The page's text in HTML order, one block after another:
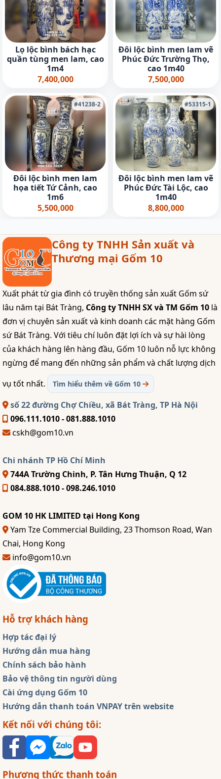
Lọ lộc bình bách hạc
quần tùng men lam, cao
1m4
7,400,000
Đôi lộc bình men lam vẽ
Phúc Đức Trường Thọ,
cao 1m40
7,500,000
#41238-2
Đôi lộc bình men lam
họa tiết Tứ Cảnh, cao
1m6
5,500,000
#53315-1
Đôi lộc bình men lam vẽ
Phúc Đức Tài Lộc, cao
1m40
8,800,000
Công ty TNHH Sản xuất và
Thương mại Gốm 10
Xuất phát từ gia đình có truyền thống sản xuất Gốm sứ
lâu năm tại Bát Tràng, Công ty TNHH SX và TM Gốm 10 là
đơn vị chuyên sản xuất và kinh doanh các mặt hàng Gốm
sứ Bát Tràng. Với tiêu chí luôn đặt lợi ích và sự hài lòng
của khách hàng lên hàng đầu, Gốm 10 luôn nỗ lực không
ngừng để mang đến những sản phẩm và chất lượng dịch
vụ tốt nhất.
Tìm hiểu thêm về Gốm 10
số 22 đường Chợ Chiều, xã Bát Tràng, TP Hà Nội
096.111.1010 - 081.888.1010
cskh@gom10.vn
Chi nhánh TP Hồ Chí Minh
744A Trường Chinh, P. Tân Hưng Thuận, Q 12
084.888.1010 - 098.246.1010
GOM 10 HK LIMITED tại Hong Kong
Yam Tze Commercial Building, 23 Thomson Road, Wan
Chai, Hong Kong
info@gom10.vn
Hỗ trợ khách hàng
Hợp tác đại lý
Hướng dẫn mua hàng
Chính sách bảo hành
Bảo vệ thông tin người dùng
Cài ứng dụng Gốm 10
Hướng dẫn thanh toán VNPAY trên website
Kết nối với chúng tôi:
Phương thức thanh toán